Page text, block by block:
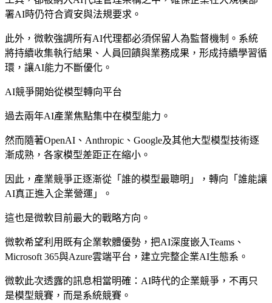
署AI時仍符合資安與法規要求。
此外，微軟強調所有AI代理都必須保留人為監督機制。系統
將持續收集執行結果、人員回饋與業務成果，形成持續學習循
環，讓AI能力不斷優化。
AI競爭開始從模型轉向平台
過去兩年AI產業焦點集中在模型能力。
然而隨著OpenAI、Anthropic、Google及其他大型模型技術逐
漸成熟，各家模型差距正在縮小。
因此，產業競爭正逐漸從「誰的模型最聰明」，轉向「誰能讓
AI真正進入企業營運」。
這也是微軟目前最大的戰略方向。
微軟希望利用既有企業軟體優勢，把AI深度嵌入Teams、
Microsoft 365與Azure雲端平台，建立完整企業AI生態系。
微軟此次透露的訊息相當明確：AI時代的企業競爭，不再只
是模型競賽，而是系統競賽。